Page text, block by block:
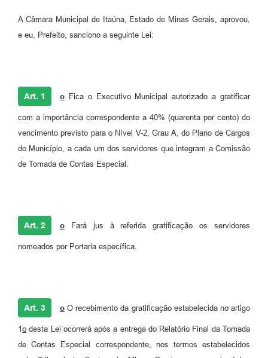
A Câmara Municipal de Itaúna, Estado de Minas Gerais, aprovou,
e eu, Prefeito, sanciono a seguinte Lei:
Art. 1 o Fica o Executivo Municipal autorizado a gratificar
com a importância correspondente a 40% (quarenta por cento) do
vencimento previsto para o Nível V-2, Grau A, do Plano de Cargos
do Município, a cada um dos servidores que integram a Comissão
de Tomada de Contas Especial.
Art. 2 o Fará jus à referida gratificação os servidores
nomeados por Portaria específica.
Art. 3 o O recebimento da gratificação estabelecida no artigo
1 o desta Lei ocorrerá após a entrega do Relatório Final da Tomada
de Contas Especial correspondente, nos termos estabelecidos